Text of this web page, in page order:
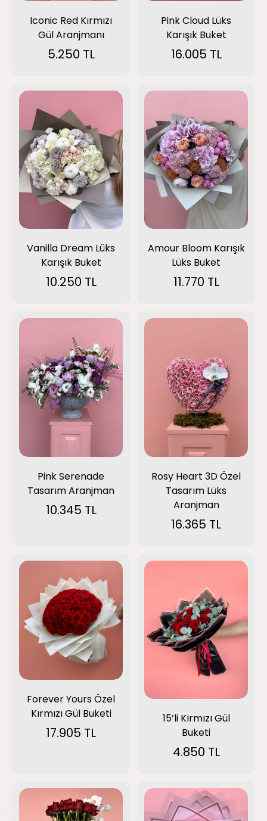
Iconic Red Kırmızı
Gül Aranjmanı
5.250 TL
Pink Cloud Lüks
Karışık Buket
16.005 TL
Vanilla Dream Lüks
Karışık Buket
10.250 TL
Amour Bloom Karışık
Lüks Buket
11.770 TL
Pink Serenade
Tasarım Aranjman
10.345 TL
Rosy Heart 3D Özel
Tasarım Lüks
Aranjman
16.365 TL
Forever Yours Özel
Kırmızı Gül Buketi
17.905 TL
15’li Kırmızı Gül
Buketi
4.850 TL